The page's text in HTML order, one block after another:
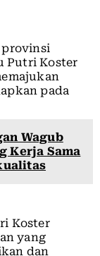
provinsi
Putri Koster
pada
Wagub
Kerja Sama
Koster
yang
dan